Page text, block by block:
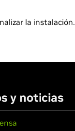
la instalación.
y noticias